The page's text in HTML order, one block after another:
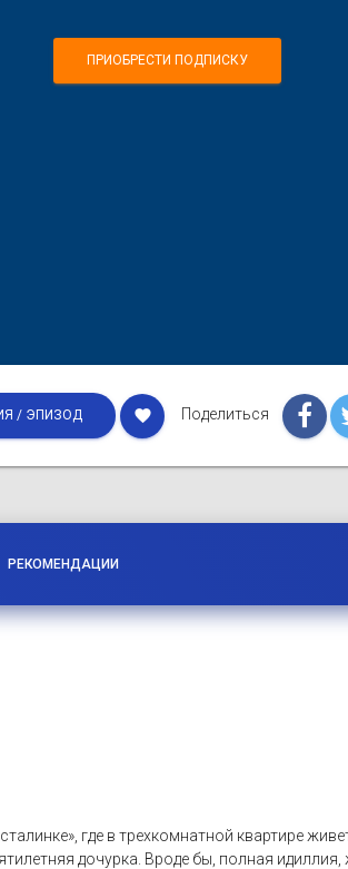
ПРИОБРЕСТИ ПОДПИСКУ
/ ЭПИЗОД favorite Поделиться
РЕКОМЕНДАЦИИ
где в трехкомнатной квартире
дочурка. Вроде бы, полная